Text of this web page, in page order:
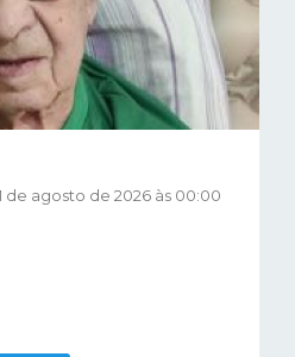
de agosto de 2026 às 00:00